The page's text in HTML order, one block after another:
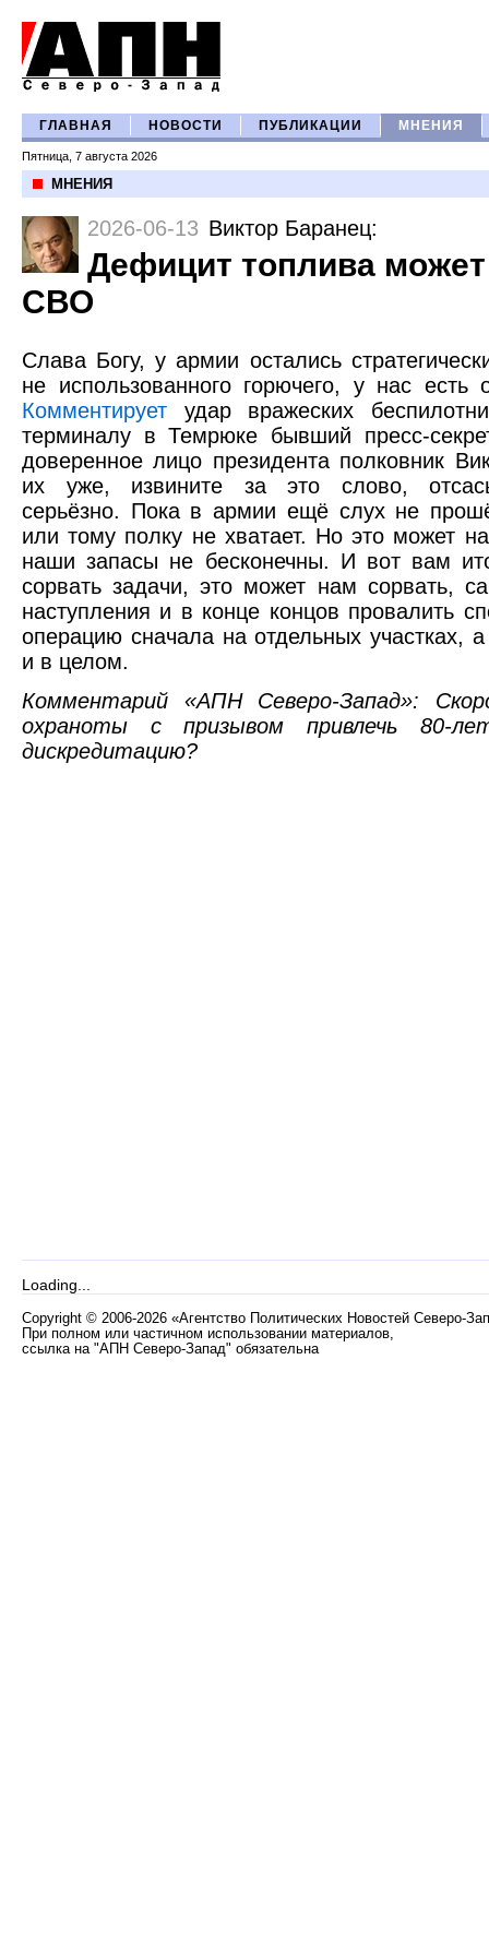
ГЛАВНАЯ НОВОСТИ ПУБЛИКАЦИИ МНЕНИЯ
Пятница, 7 августа 2026
МНЕНИЯ
2026-06-13 Виктор Баранец:
Дефицит топлива
СВО
Слава Богу, у армии остались
не использованного горючего, у нас есть
Комментирует удар вражеских
терминалу в Темрюке бывший пресс-
доверенное лицо президента полковник
их уже, извините за это слово,
серьёзно. Пока в армии ещё слух не
или тому полку не хватает. Но это может
наши запасы не бесконечны. И вот вам
сорвать задачи, это может нам сорвать,
наступления и в конце концов провалить
операцию сначала на отдельных участках,
и в целом.
Комментарий «АПН Северо-Запад»:
охраноты с призывом привлечь 80-
дискредитацию?
Loading...
Copyright © 2006-2026 «Агентство Политических Новостей Северо-
При полном или частичном использовании материалов,
ссылка на "АПН Северо-Запад" обязательна